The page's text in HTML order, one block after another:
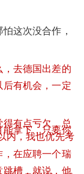
这次没合作，
去德国出差的
有机会，一定
有点亏欠，总
能拿下，只要你
内，我也优先考
，在应聘一个瑞
跳槽，就说，他